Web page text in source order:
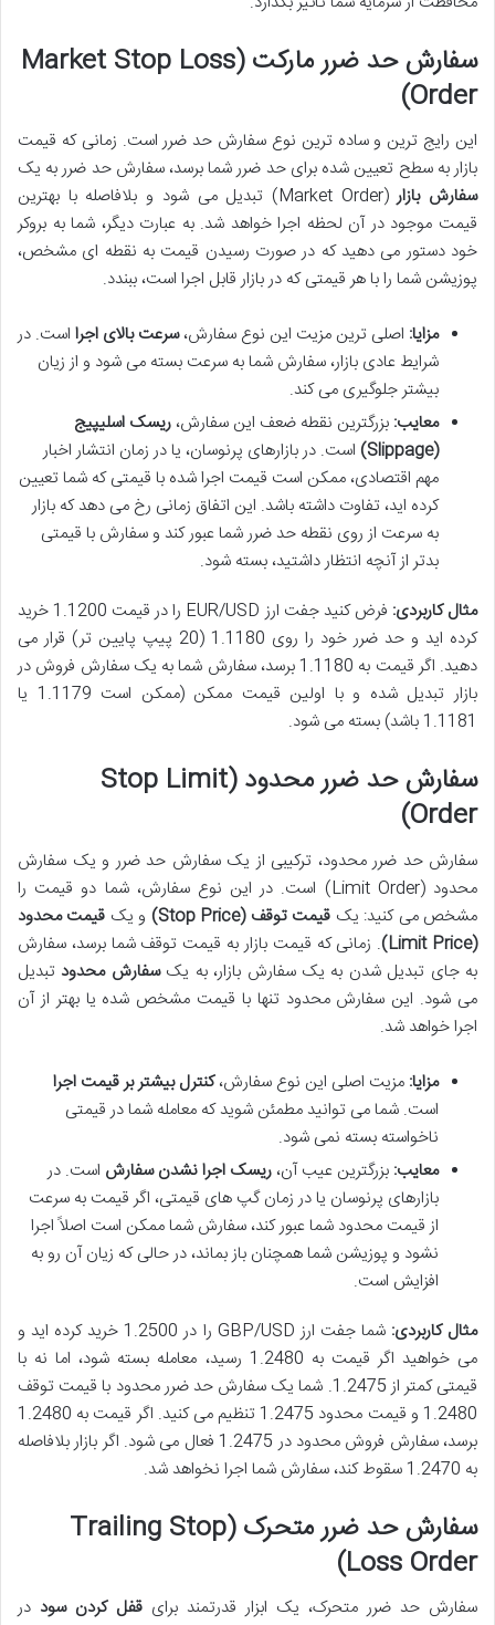
سفارش حد ضرر مارکت (Market Stop Loss
Order)
این رایج ترین و ساده ترین نوع سفارش حد ضرر است. زمانی که قیمت
بازار به سطح تعیین شده برای حد ضرر شما برسد، سفارش حد ضرر به یک
سفارش بازار
(Market Order) تبدیل می شود و بلافاصله با بهترین
قیمت موجود در آن لحظه اجرا خواهد شد. به عبارت دیگر، شما به بروکر
خود دستور می دهید که در صورت رسیدن قیمت به نقطه ای مشخص،
پوزیشن شما را با هر قیمتی که در بازار قابل اجرا است، ببندد.
مزایا: اصلی ترین مزیت این نوع سفارش،سرعت بالای اجرا است. در
شرایط عادی بازار، سفارش شما به سرعت بسته می شود و از زیان
بیشتر جلوگیری می کند.
معایب: بزرگترین نقطه ضعف این سفارش، ریسک اسلیپیج
(Slippage)
است. در بازارهای پرنوسان، یا در زمان انتشار اخبار
مهم اقتصادی، ممکن است قیمت اجرا شده با قیمتی که شما تعیین
کرده اید، تفاوت داشته باشد. این اتفاق زمانی رخ می دهد که بازار
به سرعت از روی نقطه حد ضرر شما عبور کند و سفارش با قیمتی
بدتر از آنچه انتظار داشتید، بسته شود.
مثال کاربردی:
فرض کنید جفت ارز EUR/USD را در قیمت 1.1200 خرید
کرده اید و حد ضرر خود را روی 1.1180 (20 پیپ پایین تر) قرار می
دهید. اگر قیمت به 1.1180 برسد، سفارش شما به یک سفارش فروش در
بازار تبدیل شده و با اولین قیمت ممکن (ممکن است 1.1179 یا
1.1181 باشد) بسته می شود.
سفارش حد ضرر محدود (Stop Limit
Order)
سفارش حد ضرر محدود، ترکیبی از یک سفارش حد ضرر و یک سفارش
محدود (Limit Order) است. در این نوع سفارش، شما دو قیمت را
مشخص می کنید: یک قیمت توقف (Stop Price) و یک قیمت محدود
(Limit Price)
. زمانی که قیمت بازار به قیمت توقف شما برسد، سفارش
به جای تبدیل شدن به یک سفارش بازار، به یکسفارش محدود تبدیل
می شود. این سفارش محدود تنها با قیمت مشخص شده یا بهتر از آن
اجرا خواهد شد.
مزایا: مزیت اصلی این نوع سفارش،کنترل بیشتر بر قیمت اجرا
است. شما می توانید مطمئن شوید که معامله شما در قیمتی
ناخواسته بسته نمی شود.
معایب: بزرگترین عیب آن، ریسک اجرا نشدن سفارش است. در
بازارهای پرنوسان یا در زمان گپ های قیمتی، اگر قیمت به سرعت
از قیمت محدود شما عبور کند، سفارش شما ممکن است اصلاً اجرا
نشود و پوزیشن شما همچنان باز بماند، در حالی که زیان آن رو به
افزایش است.
مثال کاربردی:
شما جفت ارز GBP/USD را در 1.2500 خرید کرده اید و
می خواهید اگر قیمت به 1.2480 رسید، معامله بسته شود، اما نه با
قیمتی کمتر از 1.2475. شما یک سفارش حد ضرر محدود با قیمت توقف
1.2480 و قیمت محدود 1.2475 تنظیم می کنید. اگر قیمت به 1.2480
برسد، سفارش فروش محدود در 1.2475 فعال می شود. اگر بازار بلافاصله
به 1.2470 سقوط کند، سفارش شما اجرا نخواهد شد.
سفارش حد ضرر متحرک (Trailing Stop
Loss Order)
سفارش حد ضرر متحرک، یک ابزار قدرتمند برای قفل کردن سود در